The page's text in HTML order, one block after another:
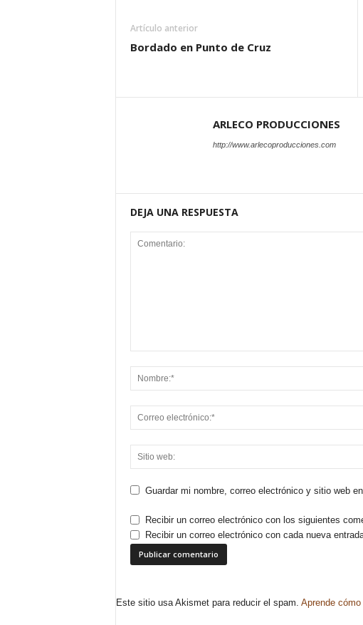
Artículo anterior
Bordado en Punto de Cruz
ARLECO PRODUCCIONES
http://www.arlecoproducciones.com
DEJA UNA RESPUESTA
Guardar mi nombre, correo electrónico y sitio web
Recibir un correo electrónico con los siguientes
Recibir un correo electrónico con cada nueva
Este sitio usa Akismet para reducir el spam. Aprende